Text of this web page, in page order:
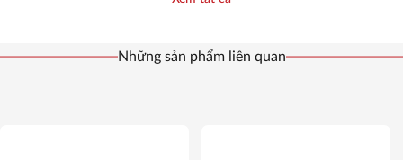
Những sản phẩm liên quan